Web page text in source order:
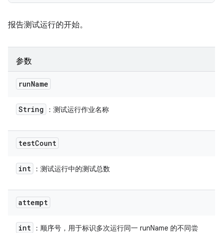
报告测试运行的开始。
参数
runName
String ：测试运行作业名称
testCount
int ：测试运行中的测试总数
attempt
int
：顺序号，用于标识多次运行同一 runName 的不同尝